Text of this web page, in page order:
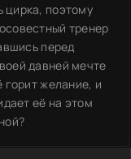
цирка, поэтому
тренер
перед
давней мечте
горит желание, и
её на этом